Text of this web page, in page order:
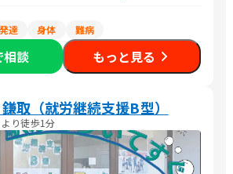
発達 身体 難病
相談 もっと見る
取（就労継続支援B型）
り徒歩1分